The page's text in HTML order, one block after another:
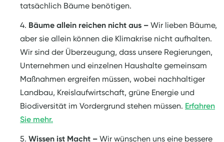
tatsächlich Bäume benötigen.
Bäume allein reichen nicht aus – Wir lieben Bäume,
aber sie allein können die Klimakrise nicht aufhalten.
Wir sind der Überzeugung, dass unsere Regierungen,
Unternehmen und einzelnen Haushalte gemeinsam
Maßnahmen ergreifen müssen, wobei nachhaltiger
Landbau, Kreislaufwirtschaft, grüne Energie und
Biodiversität im Vordergrund stehen müssen. Erfahren
Sie mehr.
Wissen ist Macht – Wir wünschen uns eine bessere